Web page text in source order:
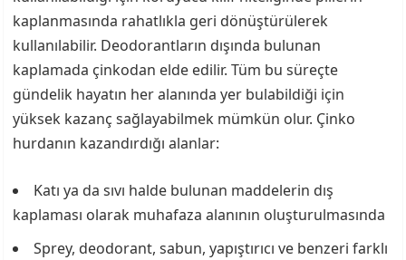
kaplanmasında rahatlıkla geri dönüştürülerek
kullanılabilir. Deodorantların dışında bulunan
kaplamada çinkodan elde edilir. Tüm bu süreçte
gündelik hayatın her alanında yer bulabildiği için
yüksek kazanç sağlayabilmek mümkün olur. Çinko
hurdanın kazandırdığı alanlar:
Katı ya da sıvı halde bulunan maddelerin dış
kaplaması olarak muhafaza alanının oluşturulmasında
Sprey, deodorant, sabun, yapıştırıcı ve benzeri farklı